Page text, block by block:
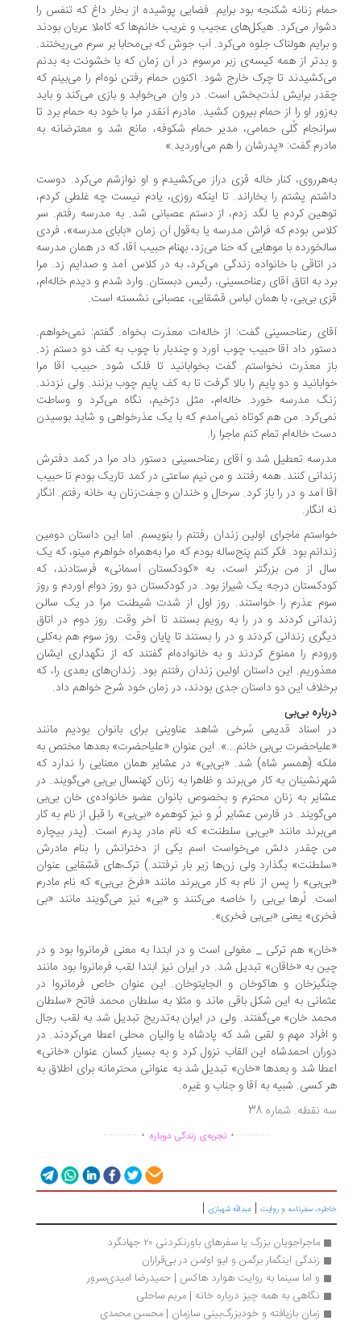
زنانه شکنجه بود برایم. فضایی پوشیده از بخار داغ که تنفس را
می‌کرد. هیکل‌های عجیب و غریب خانم‌ها که کاملا عریان بودند
هولناک جلوه می‌کرد. آب جوش که بی‌محابا بر سرم می‌ریختند.
از همه کیسه‌ی زبر مرسوم در آن زمان که با خشونت به بدنم
تا چرک خارج شود. اکنون حمام رفتن نوه‌ام را می‌بینم که
برایش لذت‌بخش است. در وان می‌خوابد و بازی می‌کند و باید
او را از حمام بیرون کشید. مادرم آنقدر مرا با خود به حمام برد تا
گُلی حمامی، مدیر حمام شکوفه، مانع شد و معترضانه به
گفت: «پدرشان را هم می‌آوردید.»
کنار خاله قزی دراز می‌کشیدم و او نوازشم می‌کرد. دوست
پشتم را بخاراند. تا اینکه روزی، یادم نیست چه غلطی کردم،
کردم یا لگد زدم، از دستم عصبانی شد. به مدرسه رفتم. سر
بودم که فراش مدرسه یا به‌قول آن زمان «بابای مدرسه»، فردی
با موهایی که حنا می‌زد، بهنام حبیب آقا، که در همان مدرسه
اتاقی با خانواده زندگی می‌کرد، به در کلاس آمد و صدایم زد. مرا
به اتاق آقای رعناحسینی، رئیس دبستان. وارد شدم و دیدم خاله‌ام،
بی‌بی، با همان لباس قشقایی، عصبانی نشسته است.
رعناحسینی گفت: از خاله‌ات معذرت بخواه. گفتم: نمی‌خواهم.
داد آقا حبیب چوب آورد و چندبار با چوب به کف دو دستم زد.
معذرت نخواستم. گفت بخوابانید تا فلک شود. حبیب آقا مرا
و دو پایم را بالا گرفت تا به کف پایم چوب بزنند. ولی نزدند.
مدرسه خورد. خاله‌ام، مثل دژخیم، نگاه می‌کرد و وساطت
من هم کوتاه نمی‌آمدم که با یک عذرخواهی و شاید بوسیدن
خاله‌ام تمام کنم ماجرا را.
تعطیل شد و آقای رعناحسینی دستور داد مرا در کمد دفترش
کنند. همه رفتند و من نیم ساعتی در کمد تاریک بودم تا حبیب
آمد و در را باز کرد. سرحال و خندان و جفت‌زنان به خانه رفتم. انگار
انگار.
ماجرای اولین زندان رفتنم را بنویسم. اما این داستان دومین
بود. فکر کنم پنج‌ساله بودم که مرا به‌همراه خواهرم مینو، که یک
از من بزرگتر است، به «کودکستان آسمانی» فرستادند، که
درجه یک شیراز بود. در کودکستان دو روز دوام آوردم و روز
عذرم را خواستند. روز اول از شدت شیطنت مرا در یک سالن
کردند و در را به رویم بستند تا آخر وقت. روز دوم در اتاق
زندانی کردند و در را بستند تا پایان وقت. روز سوم هم به‌کلی
را ممنوع کردند و به خانواده‌ام گفتند که از نگهداری ایشان
این داستان اولین زندان رفتنم بود. زندان‌های بعدی را، که
این دو داستان جدی بودند، در زمان خود شرح خواهم داد.
بی‌بی
اسناد قدیمی سُرخی شاهد عناوینی برای بانوان بودیم مانند
بی‌بی خانم...». این عنوان «علیاحضرت» بعدها مختص به
(همسر شاه) شد. «بی‌بی» در عشایر همان معنایی را ندارد که
به کار می‌برند و ظاهرا به زنان کهنسال بی‌بی می‌گویند. در
به زنان محترم و بخصوص بانوان عضو خانواده‌ی خان بی‌بی
در فارس عشایر لُر و نیز کوهمره «بی‌بی» را قبل از نام به کار
مانند «بی‌بی سلطنت» که نام مادر پدرم است. (پدر بیچاره
چقدر دلش می‌خواست اسم یکی از دخترانش را بنام مادرش
بگذارد ولی زن‌ها زیر بار نرفتند.) ترک‌های قشقایی عنوان
را پس از نام به کار می‌برند مانند «فرخ بی‌بی» که نام مادرم
لُرها بی‌بی را خاصه می‌کنند و «بی» نیز می‌گویند مانند «بی
یعنی «بی‌بی فخری».
هم ترکی _ مغولی است و در ابتدا به معنی فرمانروا بود و در
به «خاقان» تبدیل شد. در ایران نیز ابتدا لقب فرمانروا بود مانند
و هاکوخان و الجایتوخان. این عنوان خاص فرمانروا در
به این شکل باقی ماند و مثلا به سلطان محمد فاتح «سلطان
خان» می‌گفتند. ولی در ایران به‌تدریج تبدیل شد به لقب رجال
مهم و لقبی شد که پادشاه یا والیان محلی اعطا می‌کردند. در
احمدشاه این القاب نزول کرد و به بسیار کسان عنوان «خانی»
شد و بعدها «خان» تبدیل شد به عنوانی محترمانه برای اطلاق به
کسی. شبیه به آقا و جناب و غیره.
نقطه. شماره 38
............... .تجربه‌ی زندگی دوباره ...............
سفرنامه‌ و روایت|عبدالله شهبازی|
ماجراجویان بزرگ یا سفرهای باورنکردنی ۲۰ جهانگرد
زندگی اینگمار برگمن و لیو اولمن در بی‌قراران
و اما سینما به روایت هوارد هاکس | حمیدرضا امیدی‌سرور
نگاهی به همه چیز درباره خانه | مریم ساحلی
زمان بازيافته و خودبزرگ‌بینی سازمان | محسن محمدی